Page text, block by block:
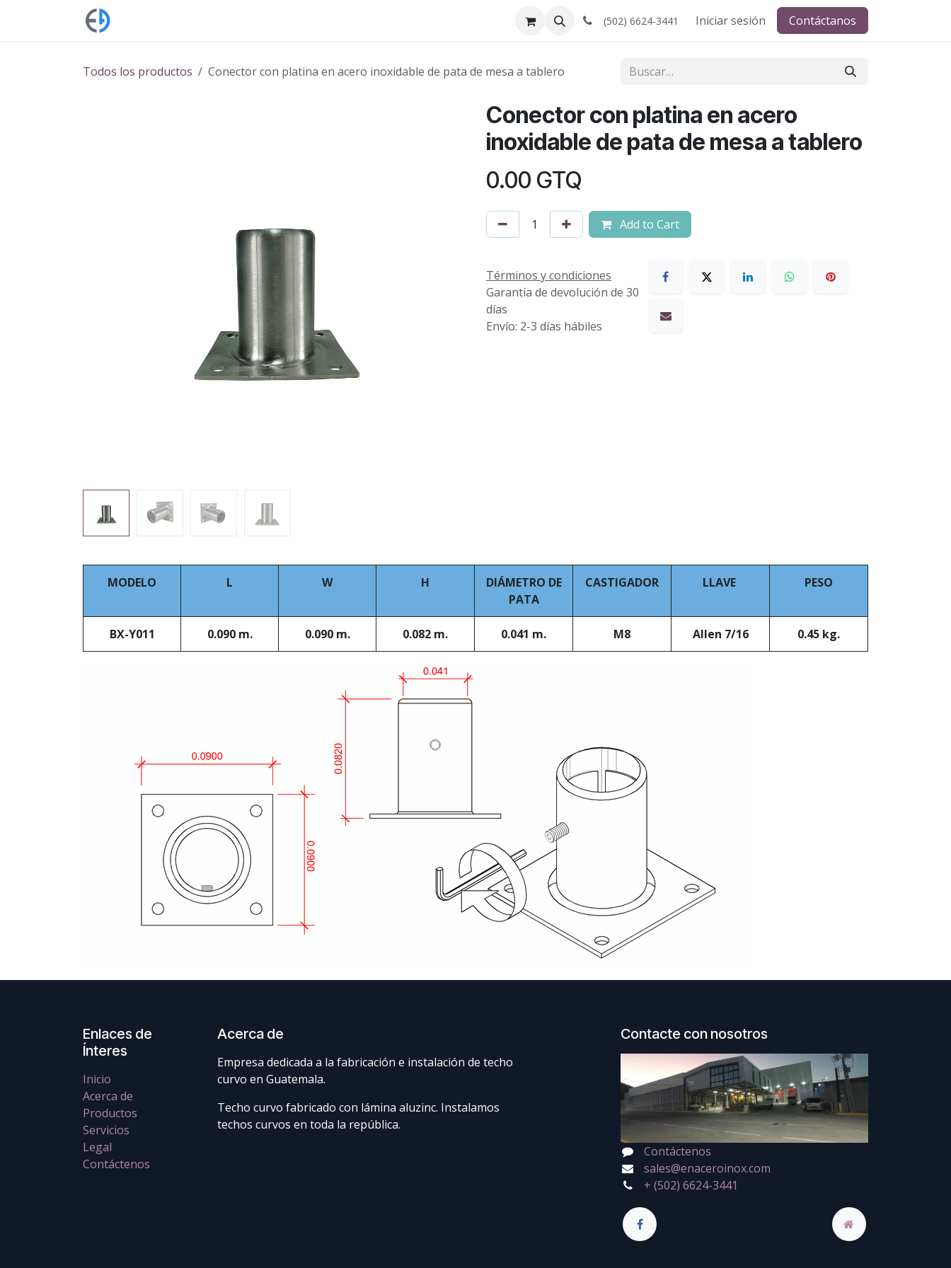
(502) 6624-3441 Iniciar sesión Contáctanos
Todos los productos Conector con platina en acero inoxidable de pata de mesa a tablero
Conector con platina en acero
inoxidable de pata de mesa a tablero
0.00 GTQ
Add to Cart
Términos y condiciones
Garantía de devolución de 30
días
Envío: 2-3 días hábiles
MODELO L W H
DIÁMETRO DE
PATA
CASTIGADOR LLAVE PESO
BX-Y011 0.090 m. 0.090 m. 0.082 m. 0.041 m. M8 Allen 7/16 0.45 kg.
Enlaces de
Ínteres
Inicio
Acerca de
Productos
Servicios
Legal
Contáctenos
Acerca de
Empresa dedicada a la fabricación e instalación de techo
curvo en Guatemala.
Techo curvo fabricado con lámina aluzinc. Instalamos
techos curvos en toda la república.
Contacte con nosotros
Contáctenos
sales@enaceroinox.com
+ (502) 6624-3441